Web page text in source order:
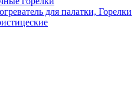
для палатки, Горелки